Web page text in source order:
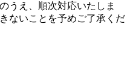
うえ、順次対応いたしま
ないことを予めご了承くだ